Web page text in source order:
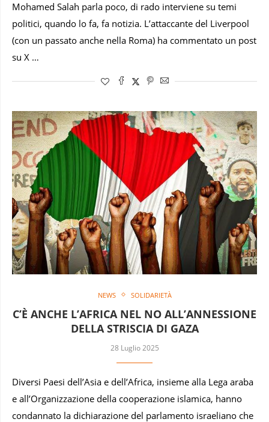
Mohamed Salah parla poco, di rado interviene su temi
politici, quando lo fa, fa notizia. L’attaccante del Liverpool
(con un passato anche nella Roma) ha commentato un post
su X …
NEWS SOLIDARIETÀ
C’È ANCHE L’AFRICA NEL NO ALL’ANNESSIONE
DELLA STRISCIA DI GAZA
28 Luglio 2025
Diversi Paesi dell’Asia e dell’Africa, insieme alla Lega araba
e all’Organizzazione della cooperazione islamica, hanno
condannato la dichiarazione del parlamento israeliano che